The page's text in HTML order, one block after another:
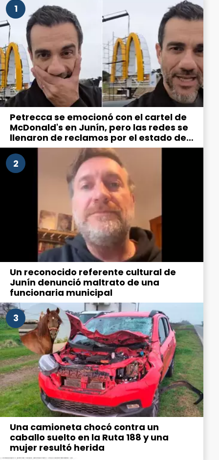
1
Petrecca se emocionó con el cartel de
McDonald's en Junín, pero las redes se
llenaron de reclamos por el estado de
la ciudad
2
Un reconocido referente cultural de
Junín denunció maltrato de una
funcionaria municipal
3
Una camioneta chocó contra un
caballo suelto en la Ruta 188 y una
mujer resultó herida